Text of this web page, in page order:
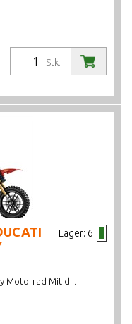
Stk.
Lager: 6
Motorrad Mit d...